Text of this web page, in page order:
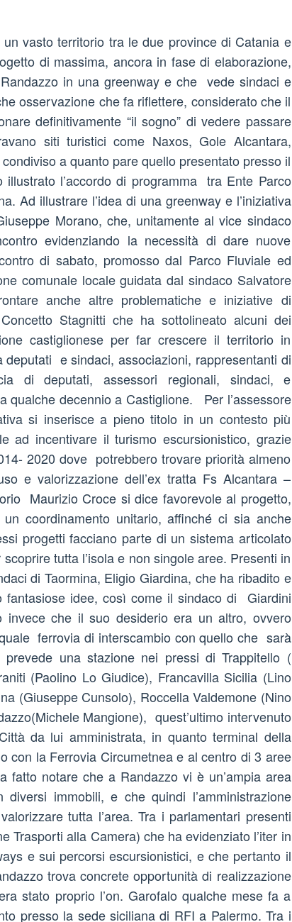
vasto territorio tra le due province di Catania e
di massima, ancora in fase di elaborazione,
in una greenway e che vede sindaci e
osservazione che fa riflettere, considerato che il
definitivamente “il sogno” di vedere passare
siti turistici come Naxos, Gole Alcantara,
a quanto pare quello presentato presso il
l’accordo di programma tra Ente Parco
Ad illustrare l’idea di una greenway e l’iniziativa
Morano, che, unitamente al vice sindaco
evidenziando la necessità di dare nuove
di sabato, promosso dal Parco Fluviale ed
comunale locale guidata dal sindaco Salvatore
anche altre problematiche e iniziative di
Stagnitti che ha sottolineato alcuni dei
castiglionese per far crescere il territorio in
e sindaci, associazioni, rappresentanti di
di deputati, assessori regionali, sindaci, e
qualche decennio a Castiglione. Per l’assessore
si inserisce a pieno titolo in un contesto più
ad incentivare il turismo escursionistico, grazie
2020 dove potrebbero trovare priorità almeno
e valorizzazione dell’ex tratta Fs Alcantara –
Maurizio Croce si dice favorevole al progetto,
coordinamento unitario, affinché ci sia anche
progetti facciano parte di un sistema articolato
tutta l’isola e non singole aree. Presenti in
di Taormina, Eligio Giardina, che ha ribadito e
idee, così come il sindaco di Giardini
invece che il suo desiderio era un altro, ovvero
ferrovia di interscambio con quello che sarà
una stazione nei pressi di Trappitello (
(Paolino Lo Giudice), Francavilla Sicilia (Lino
(Giuseppe Cunsolo), Roccella Valdemone (Nino
Mangione), quest’ultimo intervenuto
da lui amministrata, in quanto terminal della
con la Ferrovia Circumetnea e al centro di 3 aree
fatto notare che a Randazzo vi è un’ampia area
immobili, e che quindi l’amministrazione
tutta l’area. Tra i parlamentari presenti
Trasporti alla Camera) che ha evidenziato l’iter in
e sui percorsi escursionistici, e che pertanto il
trova concrete opportunità di realizzazione
stato proprio l’on. Garofalo qualche mese fa a
presso la sede siciliana di RFI a Palermo. Tra i